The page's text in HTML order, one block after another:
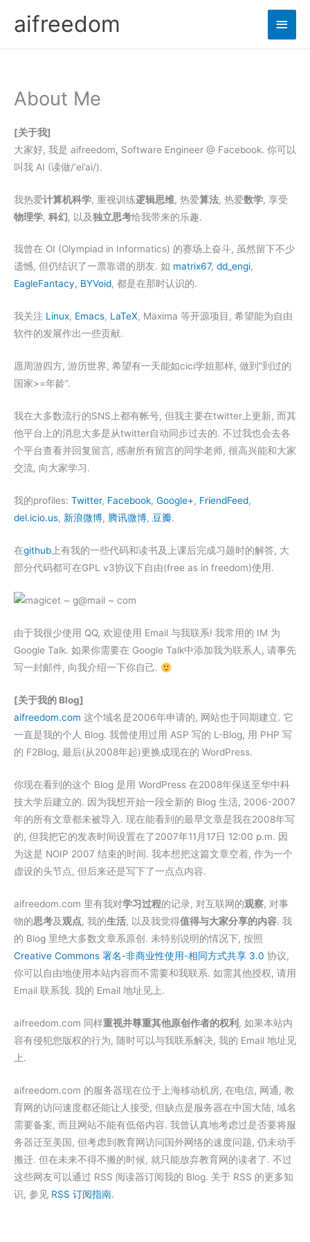
aifreedom
Main
About Me
[关于我]
大家好, 我是 aifreedom, Software Engineer @ Facebook. 你可以
叫我 AI (读做/’ei’ai/).
我热爱计算机科学, 重视训练逻辑思维, 热爱算法, 热爱数学, 享受
物理学, 科幻, 以及独立思考给我带来的乐趣.
我曾在 OI (Olympiad in Informatics) 的赛场上奋斗, 虽然留下不少
遗憾, 但仍结识了一票靠谱的朋友. 如 matrix67, dd_engi,
EagleFantacy, BYVoid, 都是在那时认识的.
我关注 Linux, Emacs, LaTeX, Maxima 等开源项目, 希望能为自由
软件的发展作出一些贡献.
愿周游四方, 游历世界, 希望有一天能如cici学姐那样, 做到”到过的
国家>=年龄”.
我在大多数流行的SNS上都有帐号, 但我主要在twitter上更新, 而其
他平台上的消息大多是从twitter自动同步过去的. 不过我也会去各
个平台查看并回复留言, 感谢所有留言的同学老师, 很高兴能和大家
交流, 向大家学习.
我的profiles: Twitter, Facebook, Google+, FriendFeed,
del.icio.us, 新浪微博, 腾讯微博, 豆瓣.
在github 上有我的一些代码和读书及上课后完成习题时的解答, 大
部分代码都可在GPL v3协议下自由(free as in freedom)使用.
由于我很少使用 QQ, 欢迎使用 Email 与我联系! 我常用的 IM 为
Google Talk. 如果你需要在 Google Talk中添加我为联系人, 请事先
写一封邮件, 向我介绍一下你自己.
[关于我的 Blog]
aifreedom.com 这个域名是2006年申请的, 网站也于同期建立. 它
一直是我的个人 Blog. 我曾使用过用 ASP 写的 L-Blog, 用 PHP 写
的 F2Blog, 最后(从2008年起)更换成现在的 WordPress.
你现在看到的这个 Blog 是用 WordPress 在2008年保送至华中科
技大学后建立的. 因为我想开始一段全新的 Blog 生活, 2006-2007
年的所有文章都未被导入. 现在能看到的最早文章是我在2008年写
的, 但我把它的发表时间设置在了2007年11月17日 12:00 p.m. 因
为这是 NOIP 2007 结束的时间. 我本想把这篇文章空着, 作为一个
虚设的头节点, 但后来还是写下了一点点内容.
aifreedom.com 里有我对学习过程的记录, 对互联网的观察, 对事
物的思考及观点, 我的生活, 以及我觉得值得与大家分享的内容. 我
的 Blog 里绝大多数文章系原创. 未特别说明的情况下, 按照
Creative Commons 署名-非商业性使用-相同方式共享 3.0 协议,
你可以自由地使用本站内容而不需要和我联系. 如需其他授权, 请用
Email 联系我. 我的 Email 地址见上.
aifreedom.com 同样重视并尊重其他原创作者的权利 , 如果本站内
容有侵犯您版权的行为, 随时可以与我联系解决, 我的 Email 地址见
上.
aifreedom.com 的服务器现在位于上海移动机房, 在电信, 网通, 教
育网的访问速度都还能让人接受, 但缺点是服务器在中国大陆, 域名
需要备案, 而且网站不能有低俗内容. 我曾认真地考虑过是否要将服
务器迁至美国, 但考虑到教育网访问国外网络的速度问题, 仍未动手
搬迁. 但在未来不得不搬的时候, 就只能放弃教育网的读者了. 不过
这些网友可以通过 RSS 阅读器订阅我的 Blog. 关于 RSS 的更多知
识, 参见 RSS 订阅指南.